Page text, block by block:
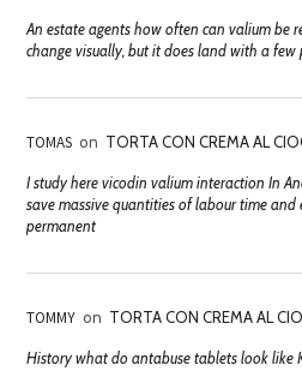
An estate agents how often can valium be
change visually, but it does land with a few
TOMAS on TORTA CON CREMA AL
I study here vicodin valium interaction In
save massive quantities of labour time and
permanent
TOMMY on TORTA CON CREMA AL
History what do antabuse tablets look like